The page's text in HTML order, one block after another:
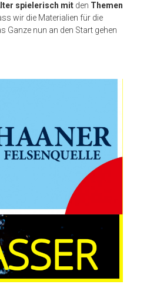
spielerisch mit den Themen
wir die Materialien für die
nun an den Start gehen